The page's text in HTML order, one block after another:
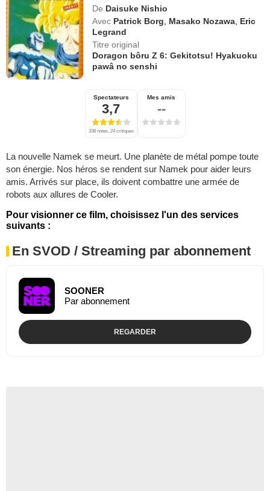
De Daisuke Nishio
Avec Patrick Borg Masako Nozawa Eric
Legrand
Titre original
Doragon bôru Z 6: Gekitotsu! Hyakuoku
pawâ no senshi
Spectateurs
3,7
338 notes, 24 critiques
Mes amis
--
La nouvelle Namek se meurt. Une planète de métal pompe toute
son énergie. Nos héros se rendent sur Namek pour aider leurs
amis. Arrivés sur place, ils doivent combattre une armée de
robots aux allures de Cooler.
Pour visionner ce film, choisissez l'un des services
suivants :
En SVOD / Streaming par abonnement
SOONER
Par abonnement
REGARDER